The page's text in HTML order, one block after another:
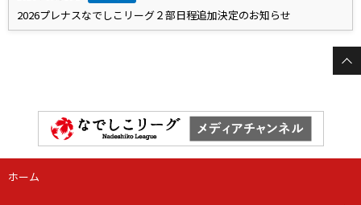
2026プレナスなでしこリーグ２部日程追加決定のお知らせ
ホーム